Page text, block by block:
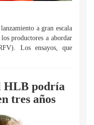
a gran escala
productores a abordar
Los ensayos, que
HLB podría
tres años